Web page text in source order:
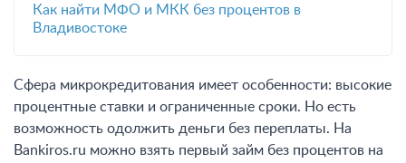
Как найти МФО и МКК без процентов в
Владивостоке
Сфера микрокредитования имеет особенности: высокие
процентные ставки и ограниченные сроки. Но есть
возможность одолжить деньги без переплаты. На
Bankiros.ru можно взять первый займ без процентов на